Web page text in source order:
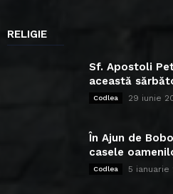
RELIGIE
Sf. Apostoli
această
Codlea 29 iunie
În Ajun de
casele
Codlea 5 ianuarie